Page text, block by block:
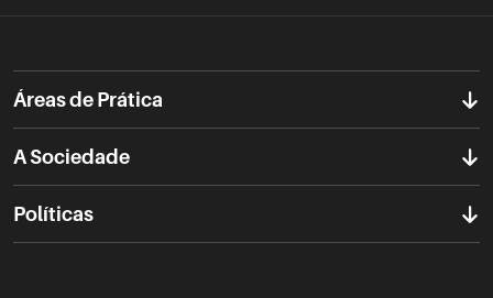
Áreas de Prática
A Sociedade
Políticas